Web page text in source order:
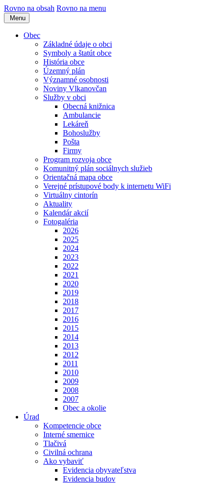
Rovno na obsah Rovno na menu
Menu
Obec
Základné údaje o obci
Symboly a štatút obce
História obce
Územný plán
Významné osobnosti
Noviny Vlkanovčan
Služby v obci
Obecná knižnica
Ambulancie
Lekáreň
Bohoslužby
Pošta
Firmy
Program rozvoja obce
Komunitný plán sociálnych služieb
Orientačná mapa obce
Verejné prístupové body k internetu WiFi
Virtuálny cintorín
Aktuality
Kalendár akcií
Fotogaléria
2026
2025
2024
2023
2022
2021
2020
2019
2018
2017
2016
2015
2014
2013
2012
2011
2010
2009
2008
2007
Obec a okolie
Úrad
Kompetencie obce
Interné smernice
Tlačivá
Civilná ochrana
Ako vybaviť
Evidencia obyvateľstva
Evidencia budov